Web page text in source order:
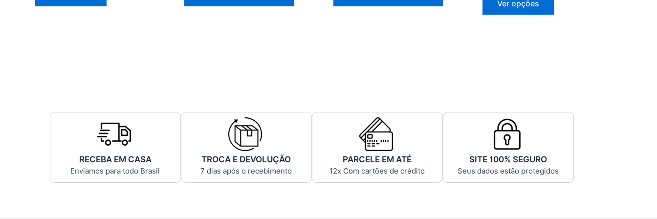
Ver opções
RECEBA EM CASA
Enviamos para todo Brasil
TROCA E DEVOLUÇÃO
7 dias após o recebimento
PARCELE EM ATÉ
12x Com cartões de crédito
SITE 100% SEGURO
Seus dados estão protegidos